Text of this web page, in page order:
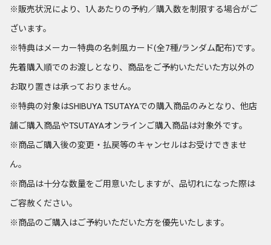
※販売状況により、1人あたりの予約／購入数を制限する場合がご
ざいます。
※特典はメーカー特典の名刺風カード(全7種/ランダム配布)です。
先着購入順でのお渡しとなり、商品をご予約いただいた方以外の
お取り置きは承っておりません。
※特典の対象はSHIBUYA TSUTAYAでの購入商品のみとなり、他店
舗ご購入商品やTSUTAYAオンラインご購入商品は対象外です。
※商品ご購入後の変更・払戻等のキャンセルはお受けできませ
ん。
※商品は十分な数量をご用意いたしますが、品切れになった際は
ご容赦ください。
※商品のご購入はご予約いただいた方を優先いたします。